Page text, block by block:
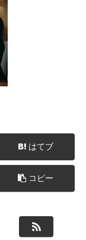
はてブ
コピー